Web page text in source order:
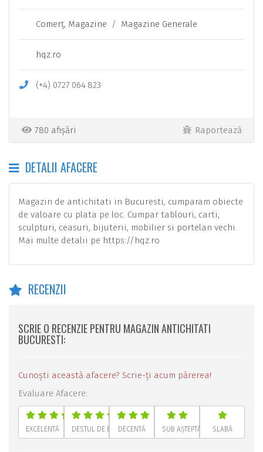
Comerţ, Magazine / Magazine Generale
hqz.ro
(+4) 0727 064 823
780 afișări Raportează
DETALII AFACERE
Magazin de antichitati in Bucuresti, cumparam obiecte
de valoare cu plata pe loc. Cumpar tablouri, carti,
sculpturi, ceasuri, bijuterii, mobilier si portelan vechi.
Mai multe detalii pe https://hqz.ro
RECENZII
SCRIE O RECENZIE PENTRU MAGAZIN ANTICHITATI
BUCURESTI:
Cunoști această afacere? Scrie-ți acum părerea!
Evaluare Afacere:
EXCELENTĂ DESTUL DE BUNĂDECENTĂ SUB AȘTEPTĂRI SLABĂ